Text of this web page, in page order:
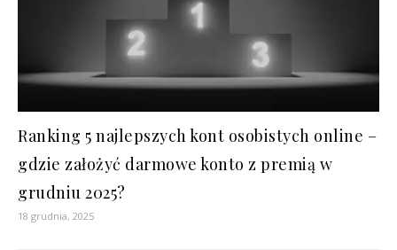
Ranking 5 najlepszych kont osobistych online –
gdzie założyć darmowe konto z premią w
grudniu 2025?
18 grudnia, 2025